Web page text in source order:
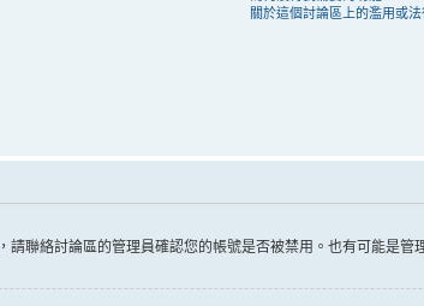
關於這個討論區上的濫用或
聯絡討論區的管理員確認您的帳號是否被禁用。也有可能是管